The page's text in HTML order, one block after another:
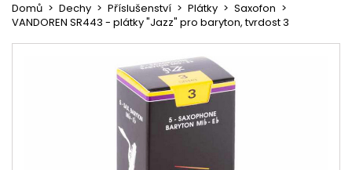
Domů Dechy Příslušenství Plátky
Saxofon
VANDOREN SR443 - plátky "Jazz" pro baryton, tvrdost 3